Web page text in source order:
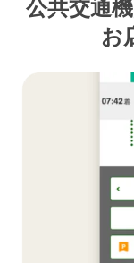
公共交通
お